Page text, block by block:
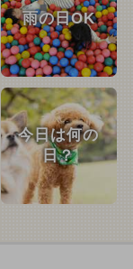
雨の日OK
今日は何の
日？